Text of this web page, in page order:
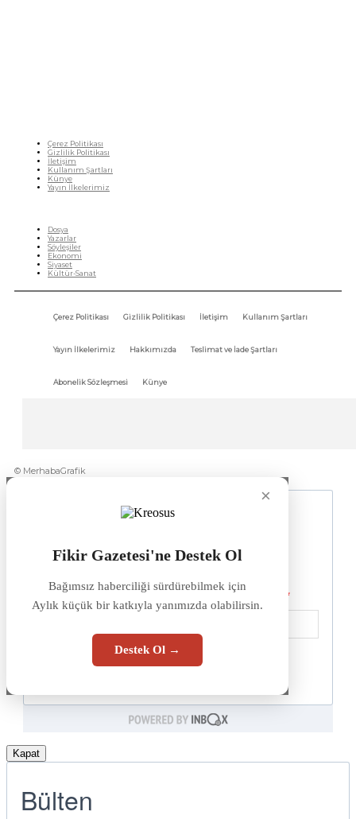
Çerez Politikası
Gizlilik Politikası
İletişim
Kullanım Şartları
Künye
Yayın İlkelerimiz
Dosya
Yazarlar
Söyleşiler
Ekonomi
Siyaset
Kültür-Sanat
Çerez Politikası Gizlilik Politikası İletişim Kullanım Şartları
Yayın İlkelerimiz Hakkımızda Teslimat ve İade Şartları
Abonelik Sözleşmesi Künye
© MerhabaGrafik
×
Fikir Gazetesi'ne Destek Ol
Bağımsız haberciliği sürdürebilmek için
Aylık küçük bir katkıyla yanımızda olabilirsin.
Destek Ol →
Kapat